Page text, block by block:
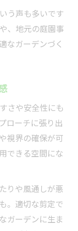
う声も多いです
、地元の庭園事
なガーデンづく
さや安全性にも
ローチに張り出
視界の確保が可
できる空間にな
りや風通しが悪
。適切な剪定で
ガーデンに生ま